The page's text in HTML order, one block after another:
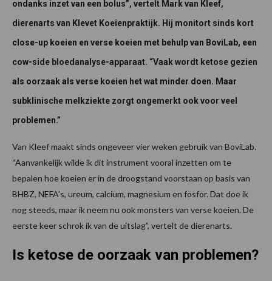
ondanks inzet van een bolus”, vertelt Mark van Kleef,
dierenarts van Klevet Koeienpraktijk. Hij monitort sinds kort
close-up koeien en verse koeien met behulp van BoviLab, een
cow-side bloedanalyse-apparaat. “Vaak wordt ketose gezien
als oorzaak als verse koeien het wat minder doen. Maar
subklinische melkziekte zorgt ongemerkt ook voor veel
problemen.”
Van Kleef maakt sinds ongeveer vier weken gebruik van BoviLab.
“Aanvankelijk wilde ik dit instrument vooral inzetten om te
bepalen hoe koeien er in de droogstand voorstaan op basis van
BHBZ, NEFA’s, ureum, calcium, magnesium en fosfor. Dat doe ik
nog steeds, maar ik neem nu ook monsters van verse koeien. De
eerste keer schrok ik van de uitslag”, vertelt de dierenarts.
Is ketose de oorzaak van problemen?